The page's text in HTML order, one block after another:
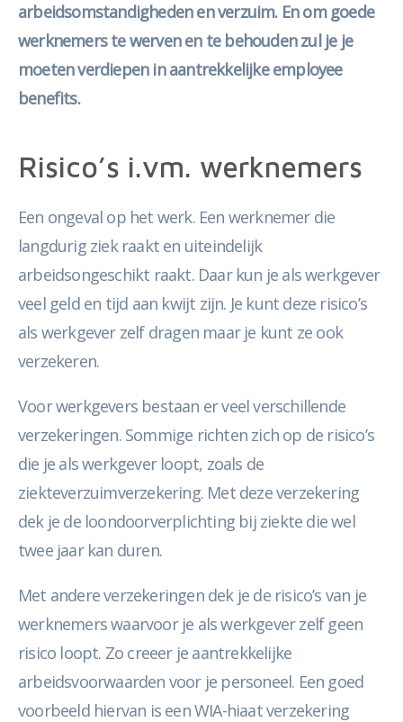
arbeidsomstandigheden en verzuim. En om goede
werknemers te werven en te behouden zul je je
moeten verdiepen in aantrekkelijke employee
benefits.
Risico’s i.vm. werknemers
Een ongeval op het werk. Een werknemer die
langdurig ziek raakt en uiteindelijk
arbeidsongeschikt raakt. Daar kun je als werkgever
veel geld en tijd aan kwijt zijn. Je kunt deze risico’s
als werkgever zelf dragen maar je kunt ze ook
verzekeren.
Voor werkgevers bestaan er veel verschillende
verzekeringen. Sommige richten zich op de risico’s
die je als werkgever loopt, zoals de
ziekteverzuimverzekering. Met deze verzekering
dek je de loondoorverplichting bij ziekte die wel
twee jaar kan duren.
Met andere verzekeringen dek je de risico’s van je
werknemers waarvoor je als werkgever zelf geen
risico loopt. Zo creeer je aantrekkelijke
arbeidsvoorwaarden voor je personeel. Een goed
voorbeeld hiervan is een WIA-hiaat verzekering